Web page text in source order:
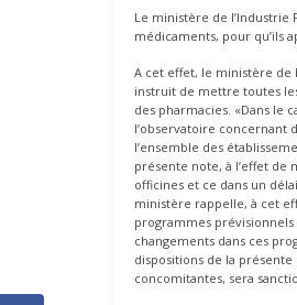
Le ministère de
médicaments, pour qu’ils
A cet effet, le ministère de
instruit de mettre toutes
des pharmacies. «Dans le
l’observatoire concernant
l’ensemble des
présente note, à l’effet de
officines et ce dans un
ministère rappelle, à cet
programmes
changements dans ces
dispositions de la
concomitantes, sera